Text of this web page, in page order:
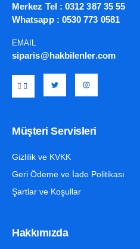
Merkez Tel : 0312 387 35 55
Whatsapp : 0530 773 0581
EMAIL
siparis@hakbilenler.com
Müşteri Servisleri
Gizlilik ve KVKK
Geri Ödeme ve İade Politikası
Şartlar ve Koşullar
Hakkımızda